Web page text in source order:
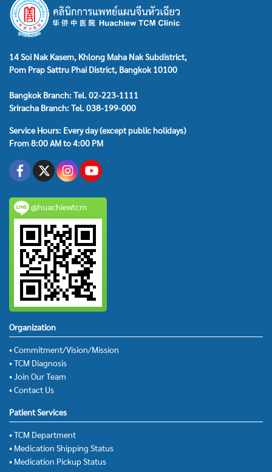
14 Soi Nak Kasem, Khlong Maha Nak Subdistrict,
Pom Prap Sattru Phai District, Bangkok 10100
Bangkok Branch: Tel. 02-223-1111
Sriracha Branch: Tel. 038-199-000
Service Hours: Every day (except public holidays)
From 8:00 AM to 4:00 PM
@huachiewtcm
Organization
• Commitment/Vision/Mission
• TCM Diagnosis
• Join Our Team
• Contact Us
Patient Services
• TCM Department
• Medication Shipping Status
• Medication Pickup Status